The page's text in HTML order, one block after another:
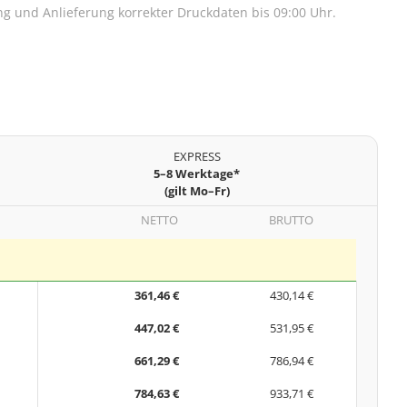
und Anlieferung korrekter Druckdaten bis 09:00 Uhr.
EXPRESS
5–8 Werktage*
(gilt Mo–Fr)
NETTO
BRUTTO
361,46 €
430,14 €
447,02 €
531,95 €
661,29 €
786,94 €
784,63 €
933,71 €